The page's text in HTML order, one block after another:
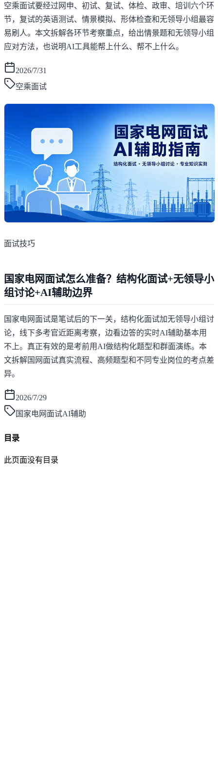
空乘面试要经过网申、初试、复试、体检、政审、培训六个环
节，复试的英语测试、情景模拟、形体检查和无领导小组最容
易刷人。本文拆解各环节考察重点，给出情景题和无领导小组
应对方法，也说明AI工具能帮上什么、帮不上什么。
2026/7/31
空乘面试
面试技巧
国家电网面试怎么准备？结构化面试+无领导小
组讨论+AI辅助边界
国家电网面试是笔试后的下一关，结构化面试加无领导小组讨
论，线下多考官近距离考察，边看边答的实时AI辅助基本用
不上。真正有效的是考前用AI做结构化题型和群面演练。本
文拆解国网面试真实流程、高频题型和不同专业岗位的考点差
异。
2026/7/29
国家电网面试AI辅助
目录
此页面没有目录